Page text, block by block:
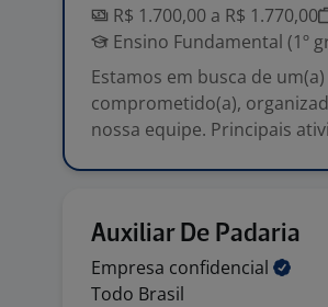
R$ 1.700,00 a R$ 1.770,00
Ensino Fundamental (1º
Estamos em busca de
comprometido(a),
nossa equipe. Principais
Auxiliar De Padaria
Empresa confidencial
Todo Brasil